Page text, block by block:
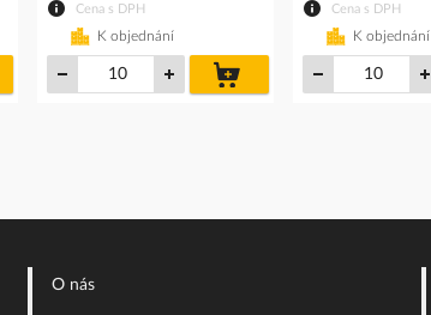
Cena s DPH
K objednání
košíku
Cena s DPH
K objednání
O nás